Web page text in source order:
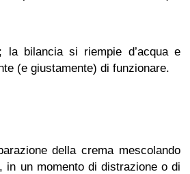
bilancia si riempie d’acqua e
(e giustamente) di funzionare.
della crema mescolando
in un momento di distrazione o di